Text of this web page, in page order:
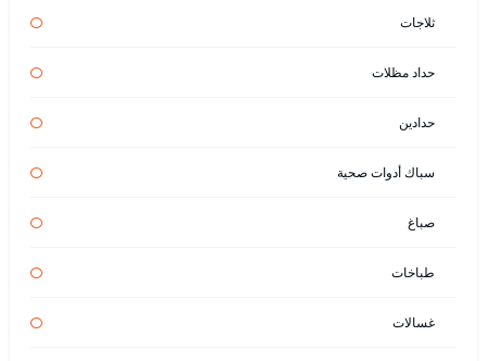
ثلاجات
حداد مظلات
حدادين
سباك أدوات صحية
صباغ
طباخات
غسالات